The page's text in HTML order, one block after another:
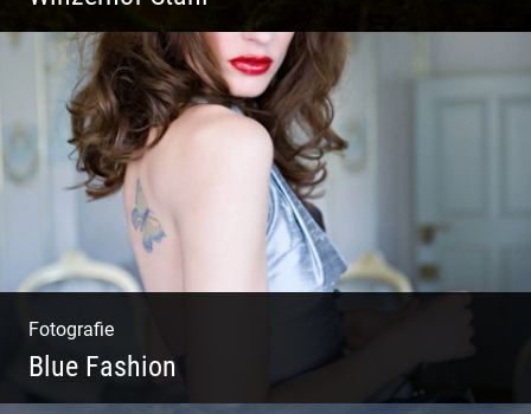
Ganz neu durfte es werden. Alles. Fotos.
Web. Shop.
Fotografie
Blue Fashion